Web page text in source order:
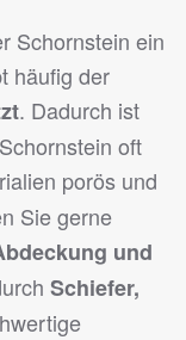
Schornstein ein
häufig der
. Dadurch ist
oft
porös und
Sie gerne
und
Schiefer,